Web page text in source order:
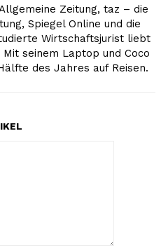
Zeitung, taz – die
Spiegel Online und die
Wirtschaftsjurist liebt
seinem Laptop und Coco
des Jahres auf Reisen.